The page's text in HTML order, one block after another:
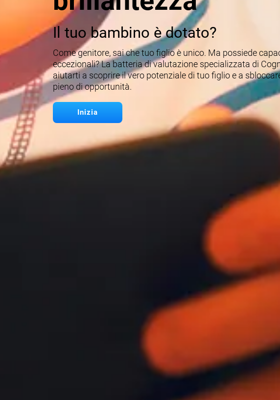
Il tuo bambino è dotato?
Come genitore, sai che tuo figlio è unico. Ma possiede
eccezionali? La batteria di valutazione specializzata di
aiutarti a scoprire il vero potenziale di tuo figlio e a
pieno di opportunità.
Inizia